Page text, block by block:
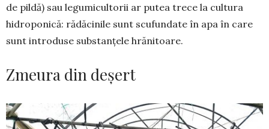
de pildă) sau legu­mi­cultorii ar putea trece la cultura
hidroponică: ră­dăcinile sunt scufundate în apa în care
sunt intro­duse substanțele hrănitoare.
Zmeura din deșert